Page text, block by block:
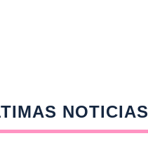
NOTICIAS